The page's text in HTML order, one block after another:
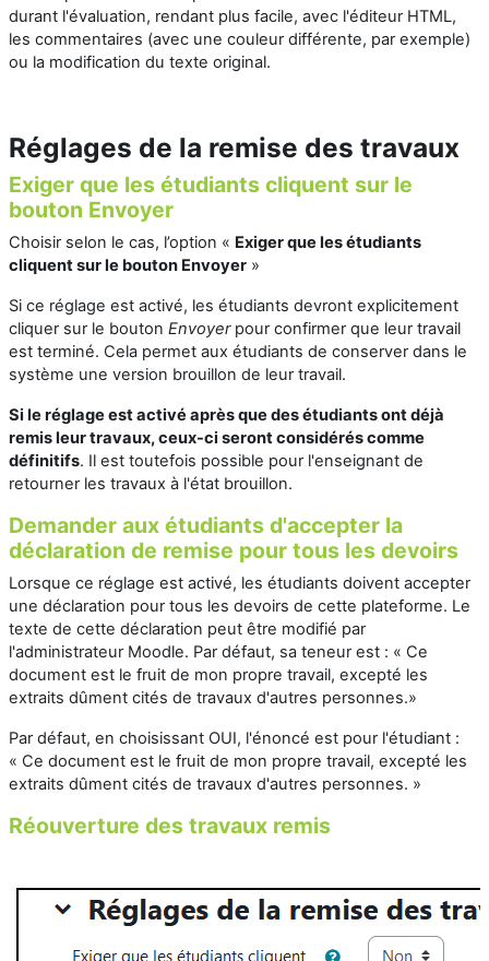
durant l'évaluation, rendant plus facile, avec l'éditeur HTML,
les commentaires (avec une couleur différente, par exemple)
ou la modification du texte original.
Réglages de la remise des travaux
Exiger que les étudiants cliquent sur le
bouton Envoyer
Choisir selon le cas, l’option « Exiger que les étudiants
cliquent sur le bouton Envoyer »
Si ce réglage est activé, les étudiants devront explicitement
cliquer sur le bouton Envoyerpour confirmer que leur travail
est terminé. Cela permet aux étudiants de conserver dans le
système une version brouillon de leur travail.
Si le réglage est activé après que des étudiants ont déjà
remis leur travaux, ceux-ci seront considérés comme
définitifs. Il est toutefois possible pour l'enseignant de
retourner les travaux à l'état brouillon.
Demander aux étudiants d'accepter la
déclaration de remise pour tous les devoirs
Lorsque ce réglage est activé, les étudiants doivent accepter
une déclaration pour tous les devoirs de cette plateforme. Le
texte de cette déclaration peut être modifié par
l'administrateur Moodle. Par défaut, sa teneur est : « Ce
document est le fruit de mon propre travail, excepté les
extraits dûment cités de travaux d'autres personnes.»
Par défaut, en choisissant OUI, l'énoncé est pour l'étudiant :
« Ce document est le fruit de mon propre travail, excepté les
extraits dûment cités de travaux d'autres personnes. »
Réouverture des travaux remis